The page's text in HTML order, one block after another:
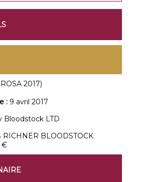
2017)
: 9 avril 2017
Bloodstock LTD
RICHNER BLOODSTOCK
€